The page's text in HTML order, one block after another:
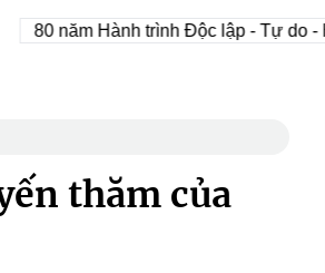
năm Hành trình Độc lập - Tự do - Hạnh
thăm của